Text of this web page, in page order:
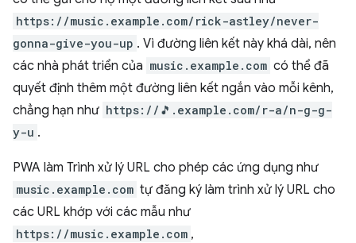
https://music.example.com/rick-astley/never-
gonna-give-you-up . Vì đường liên kết này khá dài, nên
các nhà phát triển của music.example.com có thể đã
quyết định thêm một đường liên kết ngắn vào mỗi kênh,
chẳng hạn như https://🎵.example.com/r-a/n-g-g-
y-u .
PWA làm Trình xử lý URL cho phép các ứng dụng như
music.example.com tự đăng ký làm trình xử lý URL cho
các URL khớp với các mẫu như
https://music.example.com ,